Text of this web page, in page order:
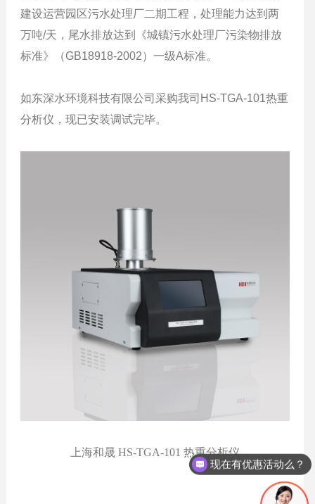
建设运营园区污水处理厂二期工程，处理能力达到两
万吨/天，尾水排放达到《城镇污水处理厂污染物排放
标准》（GB18918-2002）一级A标准。
如东深水环境科技有限公司采购我司HS-TGA-101热重
分析仪，现已安装调试完毕。
上海和晟 HS-TGA-101 热重分析仪
现在有优惠活动么？